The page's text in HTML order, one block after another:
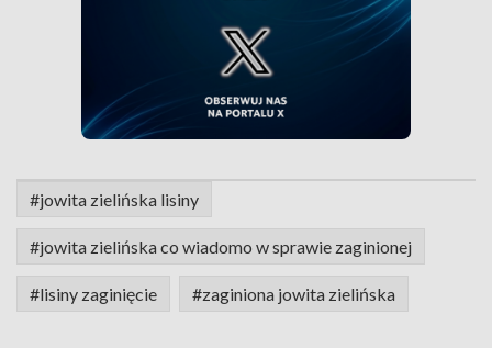
#jowita zielińska lisiny
#jowita zielińska co wiadomo w sprawie zaginionej
#lisiny zaginięcie #zaginiona jowita zielińska